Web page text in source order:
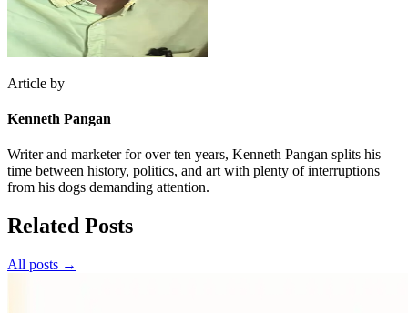
Article by
Kenneth Pangan
Writer and marketer for over ten years, Kenneth Pangan splits his
time between history, politics, and art with plenty of interruptions
from his dogs demanding attention.
Related Posts
All posts →